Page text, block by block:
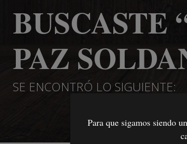
BUSCASTE
PAZ
SE ENCONTRÓ LO SIGUIENTE:
Para que sigamos siendo